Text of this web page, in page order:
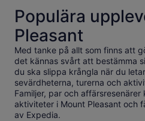
Populära
Pleasant
Med tanke på allt som finns att
det kännas svårt att bestämma
du ska slippa krångla när du
sevärdheterna, turerna och
Familjer, par och
aktiviteter i Mount Pleasant och
av Expedia.